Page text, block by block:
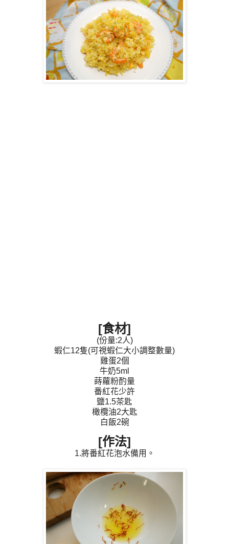
[食材]
(份量:2人)
蝦仁12隻(可視蝦仁大小調整數量)
雞蛋2個
牛奶5ml
蒔蘿粉酌量
番紅花少許
鹽1.5茶匙
橄欖油2大匙
白飯2碗
[作法]
1.將番紅花泡水備用。